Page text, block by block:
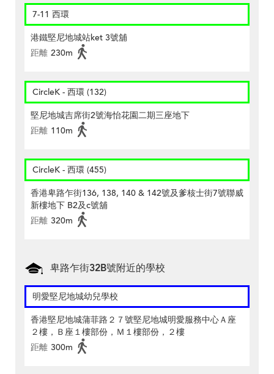
7-11 西環
港鐵堅尼地城站ket 3號舖
距離 230m
CircleK - 西環 (132)
堅尼地城吉席街2號海怡花園二期三座地下
距離 110m
CircleK - 西環 (455)
香港卑路乍街136, 138, 140 & 142號及爹核士街7號聯威
新樓地下 B2及c號舖
距離 320m
卑路乍街32B號附近的學校
明愛堅尼地城幼兒學校
香港堅尼地城蒲菲路２７號堅尼地城明愛服務中心Ａ座
２樓，Ｂ座１樓部份，Ｍ１樓部份，２樓
距離 300m